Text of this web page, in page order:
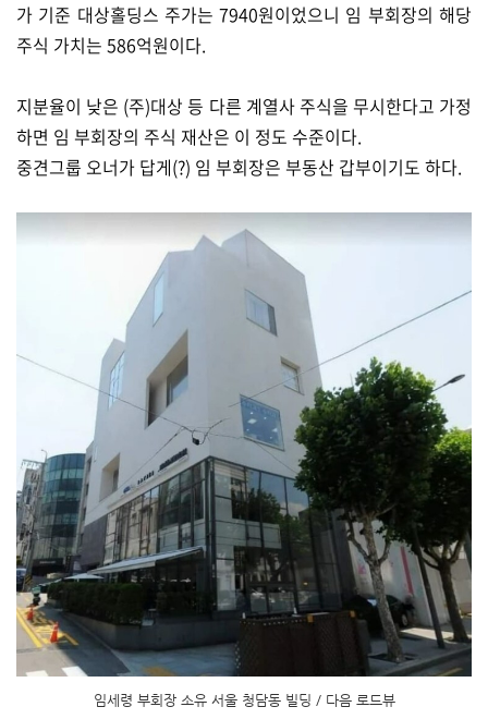
가 기준 대상홀딩스 주가는 7940원이었으니 임 부회장의 해당
주식 가치는 586억원이다.
지분율이 낮은 (주)대상 등 다른 계열사 주식을 무시한다고 가정
하면 임 부회장의 주식 재산은 이 정도 수준이다.
중견그룹 오너가 답게(?) 임 부회장은 부동산 갑부이기도 하다.
임세령 부회장 소유 서울 청담동 빌딩 / 다음 로드뷰